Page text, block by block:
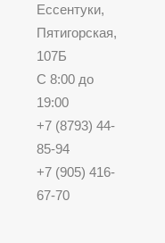
Ессентуки,
Пятигорская,
107Б
С 8:00 до
19:00
+7 (8793) 44-
85-94
+7 (905) 416-
67-70